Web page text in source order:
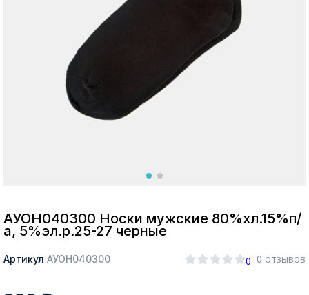
Москва
АУОН040300 Носки мужские 80%хл.15%п/
а, 5%эл.р.25-27 черные
Артикул АУОН040300 0 0 отзывов